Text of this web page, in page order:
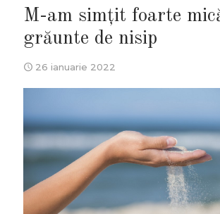
M-am simțit foarte
grăunte de nisip
26 ianuarie 2022